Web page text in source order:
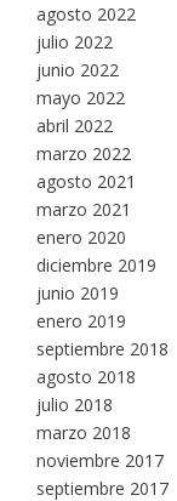
agosto 2022
julio 2022
junio 2022
mayo 2022
abril 2022
marzo 2022
agosto 2021
marzo 2021
enero 2020
diciembre 2019
junio 2019
enero 2019
septiembre 2018
agosto 2018
julio 2018
marzo 2018
noviembre 2017
septiembre 2017